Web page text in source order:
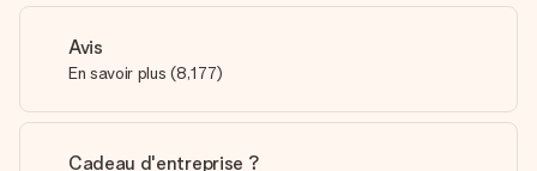
Avis
En savoir plus (8,177)
Cadeau d'entreprise ?